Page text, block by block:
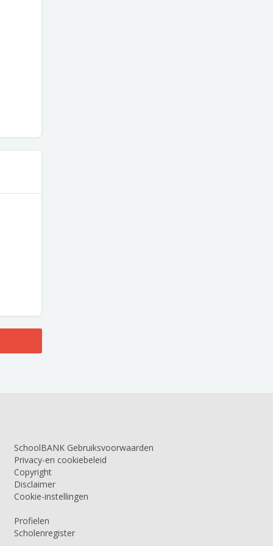
SchoolBANK Gebruiksvoorwaarden
Privacy-en cookiebeleid
Copyright
Disclaimer
Cookie-instellingen
Profielen
Scholenregister